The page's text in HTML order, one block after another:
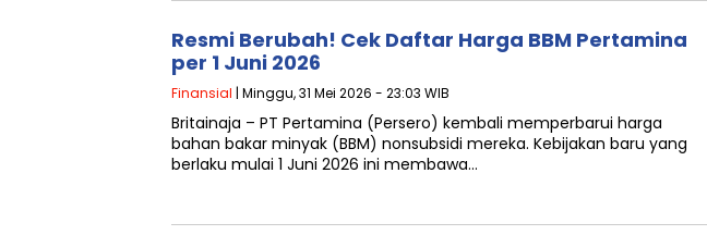
Resmi Berubah! Cek Daftar Harga BBM Pertamina
per 1 Juni 2026
Finansial | Minggu, 31 Mei 2026 - 23:03 WIB
Britainaja – PT Pertamina (Persero) kembali memperbarui harga
bahan bakar minyak (BBM) nonsubsidi mereka. Kebijakan baru yang
berlaku mulai 1 Juni 2026 ini membawa…